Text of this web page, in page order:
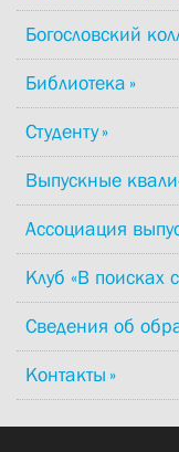
Богословский
Библиотека
Студенту
Выпускные
Ассоциация
Клуб «В поисках
Сведения об
Контакты